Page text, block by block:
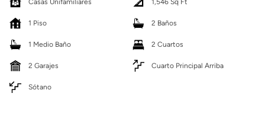
1 Piso 2 Baños
1 Medio Baño 2 Cuartos
2 Garajes Cuarto Principal Arriba
Sótano